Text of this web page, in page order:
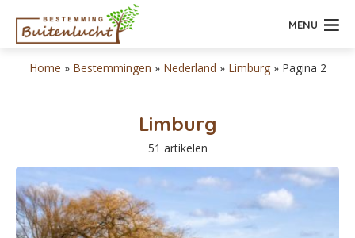
MENU
Home » Bestemmingen » Nederland » Limburg» Pagina 2
Limburg
51 artikelen